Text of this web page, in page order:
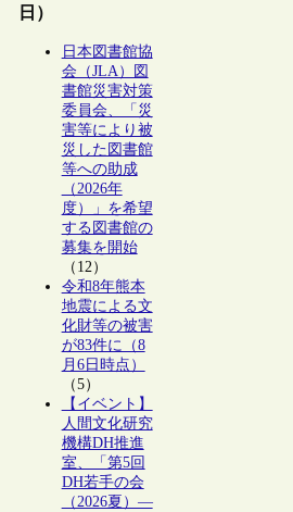
日）
日本図書館協
会（JLA）図
書館災害対策
委員会、「災
害等により被
災した図書館
等への助成
（2026年
度）」を希望
する図書館の
募集を開始
（12）
令和8年熊本
地震による文
化財等の被害
が83件に（8
月6日時点）
（5）
【イベント】
人間文化研究
機構DH推進
室、「第5回
DH若手の会
（2026夏）―